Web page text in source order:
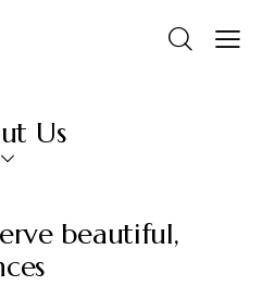
Us
beautiful,